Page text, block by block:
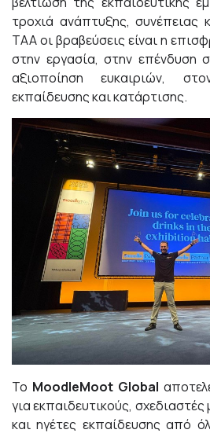
τροχιά ανάπτυξης, συνέπειας
ΤΑΑ οι βραβεύσεις είναι η
στην εργασία, στην επένδυση
αξιοποίηση ευκαιριών,
εκπαίδευσης και κατάρτισης.
Το MoodleMoot Global
για εκπαιδευτικούς,
και ηγέτες εκπαίδευσης από